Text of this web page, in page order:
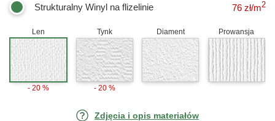
Strukturalny Winyl na flizelinie 76 zł/m2
Len
- 20 %
Tynk
- 20 %
Diament Prowansja
Zdjęcia i opis materiałów